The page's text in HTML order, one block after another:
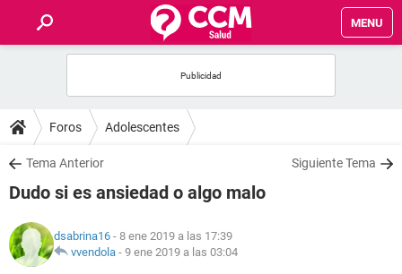
MENU
FOROS
SALUD
NUTRICIÓN
Foros Adolescentes
Tema Anterior Siguiente Tema
Dudo si es ansiedad o algo malo
dsabrina16 - 8 ene 2019 a las 17:39
vvendola - 9 ene 2019 a las 03:04